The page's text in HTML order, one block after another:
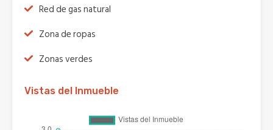
Red de gas natural
Zona de ropas
Zonas verdes
Vistas del Inmueble